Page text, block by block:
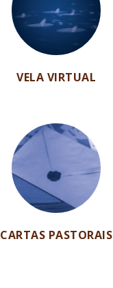
VELA VIRTUAL
CARTAS PASTORAIS